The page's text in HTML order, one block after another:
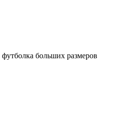
футболка больших размеров